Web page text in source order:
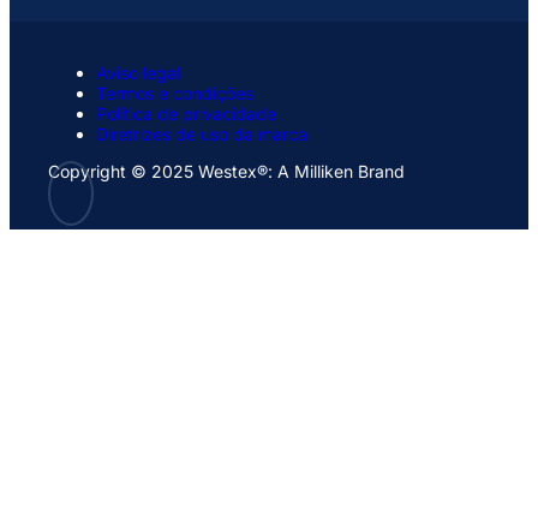
Aviso legal
Termos e condições
Política de privacidade
Diretrizes de uso da marca
Copyright © 2025 Westex®: A Milliken Brand